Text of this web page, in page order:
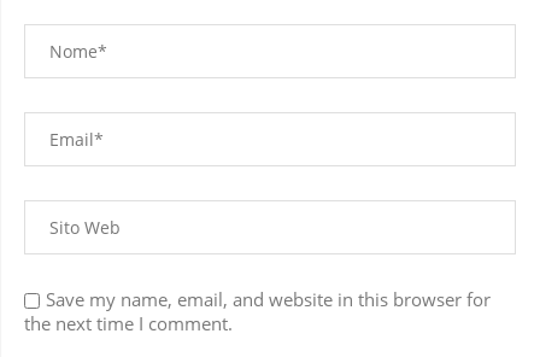
Save my name, email, and website in this browser for
the next time I comment.